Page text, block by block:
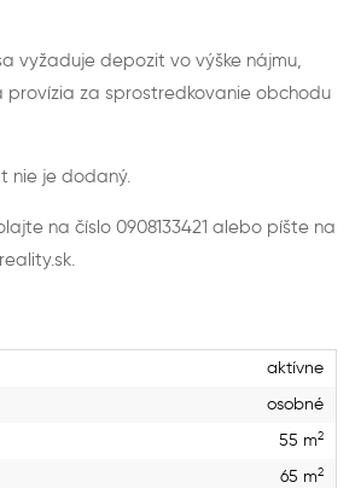
vyžaduje depozit vo výške nájmu,
provízia za sprostredkovanie obchodu
nie je dodaný.
na číslo 0908133421 alebo píšte na
aktívne
osobné
55 m2
65 m2